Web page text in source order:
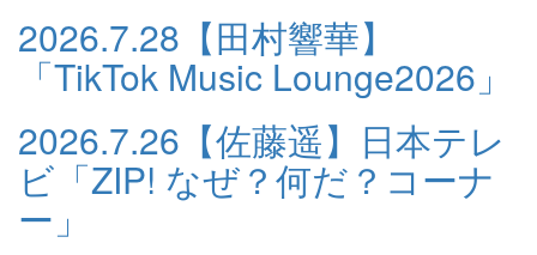
2026.7.28 【田村響華】
「TikTok Music Lounge2026」
2026.7.26 【佐藤遥】日本テレ
ビ「ZIP! なぜ？何だ？コーナ
ー」